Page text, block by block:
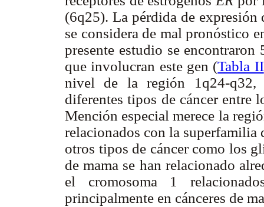
(6q25). La pérdida de expresión
se considera de mal pronóstico
presente estudio se encontraron
que involucran este gen (Tabla II
nivel de la región 1q24-q32,
diferentes tipos de cáncer entre
Mención especial merece la
relacionados con la superfamilia
otros tipos de cáncer como los
de mama se han relacionado
el cromosoma 1
principalmente en cánceres de